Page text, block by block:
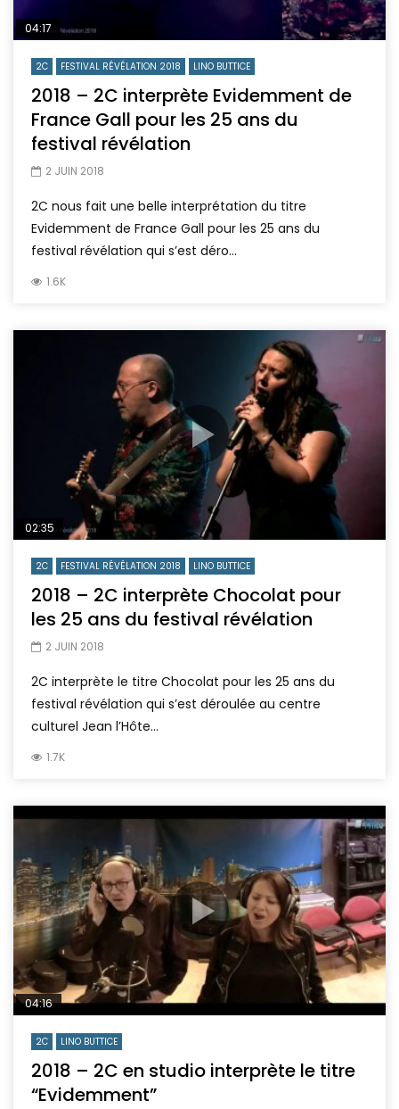
04:17
2C FESTIVAL RÉVÉLATION 2018 LINO BUTTICE
2018 – 2C interprète Evidemment de
France Gall pour les 25 ans du
festival révélation
2 JUIN 2018
2C nous fait une belle interprétation du titre
Evidemment de France Gall pour les 25 ans du
festival révélation qui s’est déro...
1.6K
02:35
2C FESTIVAL RÉVÉLATION 2018 LINO BUTTICE
2018 – 2C interprète Chocolat pour
les 25 ans du festival révélation
2 JUIN 2018
2C interprète le titre Chocolat pour les 25 ans du
festival révélation qui s’est déroulée au centre
culturel Jean l’Hôte...
1.7K
04:16
2C LINO BUTTICE
2018 – 2C en studio interprète le titre
“Evidemment”